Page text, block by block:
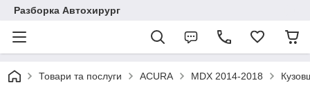
Разборка Автохирург
Товари та послуги ACURA MDX 2014-2018